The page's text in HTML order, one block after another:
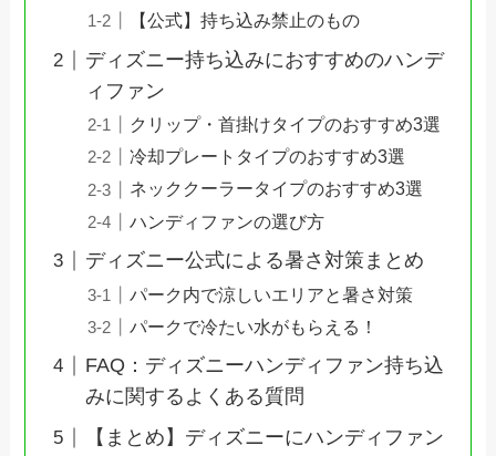
【公式】持ち込み禁止のもの
ディズニー持ち込みにおすすめのハンデ
ィファン
クリップ・首掛けタイプのおすすめ3選
冷却プレートタイプのおすすめ3選
ネッククーラータイプのおすすめ3選
ハンディファンの選び方
ディズニー公式による暑さ対策まとめ
パーク内で涼しいエリアと暑さ対策
パークで冷たい水がもらえる！
FAQ：ディズニーハンディファン持ち込
みに関するよくある質問
【まとめ】ディズニーにハンディファン